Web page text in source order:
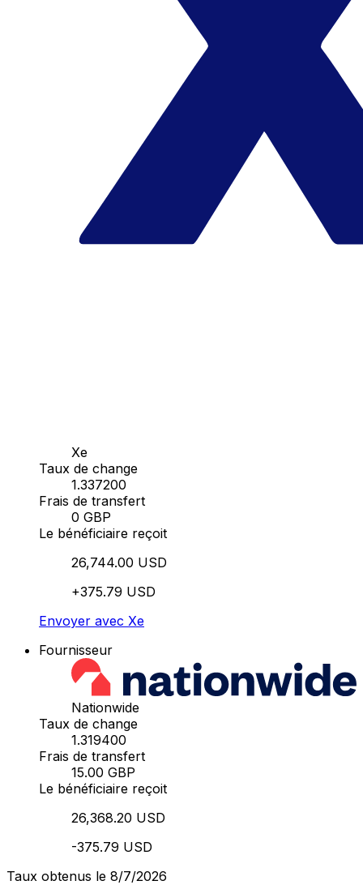
Xe
Taux de change
1.337200
Frais de transfert
0 GBP
Le bénéficiaire reçoit
26,744.00 USD
+375.79 USD
Envoyer avec Xe
Fournisseur
Nationwide
Taux de change
1.319400
Frais de transfert
15.00 GBP
Le bénéficiaire reçoit
26,368.20 USD
-375.79 USD
Taux obtenus le 8/7/2026